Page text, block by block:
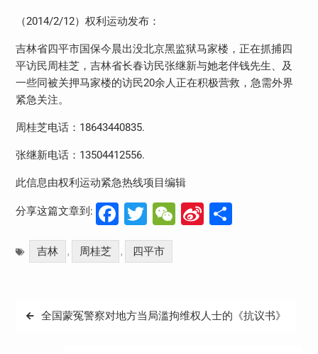
（2014/2/12）权利运动发布：
吉林省四平市国保今晨出没北京黑监狱马家楼，正在抓捕四
平访民周桂芝，吉林省长春访民张继新与她老伴钱先生、及
一些同被关押马家楼的访民20余人正在积极营救，急需外界
紧急关注。
周桂芝电话： 18643440835.
张继新电话： 13504412556.
此信息由权利运动紧急热线项目编辑
分享这篇文章到: Facebook
Twitter
WeChat
Sina分
吉林 , 周桂芝 , 四平市
文
全国蒙冤警察对地方当局滥拘维权人士的《抗议书》